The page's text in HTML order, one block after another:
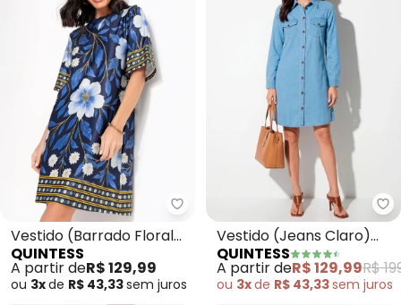
Quintess - Vestido (Barrado
Vestido (Barrado Floral
Azul) em Malha Fria
QUINTESS
A partir deR$ 129,99
ou 3xde R$ 43,33sem juros
Vestido (Jeans Claro)
com Bolsos
QUINTESS
A partir deR$ 129,99R$
ou 3xde R$ 43,33sem juros